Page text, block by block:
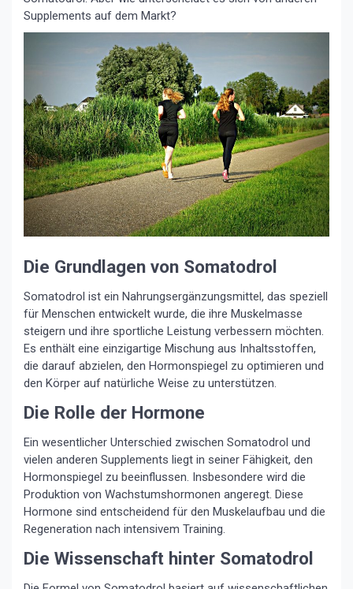
Supplements auf dem Markt?
Die Grundlagen von Somatodrol
Somatodrol ist ein Nahrungsergänzungsmittel, das speziell
für Menschen entwickelt wurde, die ihre Muskelmasse
steigern und ihre sportliche Leistung verbessern möchten.
Es enthält eine einzigartige Mischung aus Inhaltsstoffen,
die darauf abzielen, den Hormonspiegel zu optimieren und
den Körper auf natürliche Weise zu unterstützen.
Die Rolle der Hormone
Ein wesentlicher Unterschied zwischen Somatodrol und
vielen anderen Supplements liegt in seiner Fähigkeit, den
Hormonspiegel zu beeinflussen. Insbesondere wird die
Produktion von Wachstumshormonen angeregt. Diese
Hormone sind entscheidend für den Muskelaufbau und die
Regeneration nach intensivem Training.
Die Wissenschaft hinter Somatodrol